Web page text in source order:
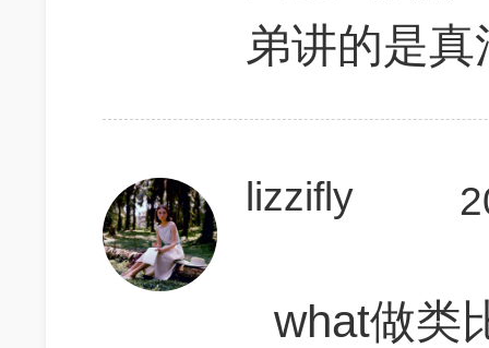
弟讲的是真
lizzifly
what做类